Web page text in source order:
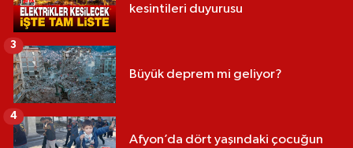
kesintileri duyurusu
Büyük deprem mi geliyor?
3
Afyon’da dört yaşındaki çocuğun
4